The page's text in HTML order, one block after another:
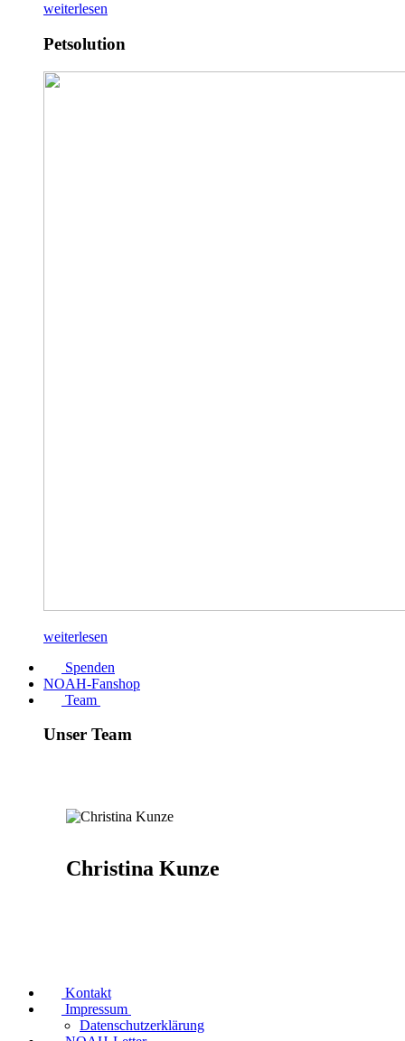
weiterlesen
Petsolution
weiterlesen
Spenden
NOAH-Fanshop
Team
Unser Team
Christina Kunze
Kontakt
Impressum
Datenschutzerklärung